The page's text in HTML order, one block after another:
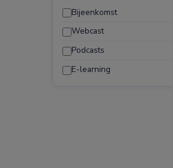
Bijeenkomst
Webcast
Podcasts
E-learning